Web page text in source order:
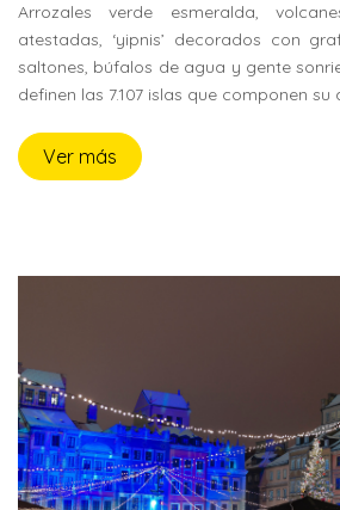
Arrozales verde esmeralda,
atestadas, ‘yipnis’ decorados con
saltones, búfalos de agua y gente
definen las 7.107 islas que componen su
Ver más